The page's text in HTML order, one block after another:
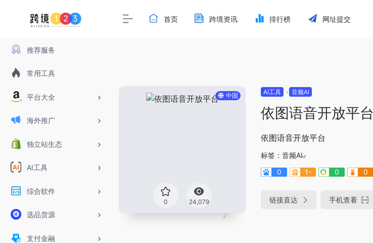
推荐服务
常用工具
平台大全
海外推广
独立站生态
AI工具
综合软件
选品货源
支付金融
首页 跨境资讯 排行榜 网址提交
中国
0 24,079
AI工具 音频AI
依图语音开放平台
依图语音开放平台
标签： 音频AI
0
1- 0 0
链接直达 手机查看